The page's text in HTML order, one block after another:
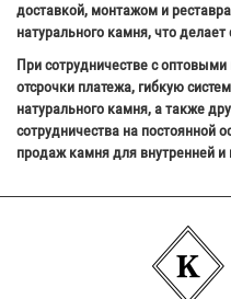
доставкой, монтажом и
натурального камня, что делает
При сотрудничестве с
отсрочки платежа, гибкую
натурального камня, а также
сотрудничества на постоянной
продаж камня для внутренней